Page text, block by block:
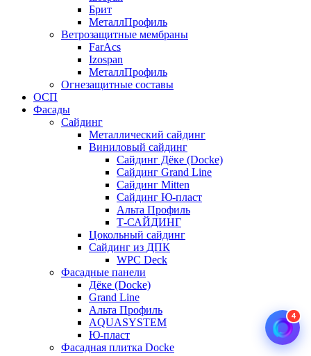
Брит
МеталлПрофиль
Ветрозащитные мембраны
FarAcs
Izospan
МеталлПрофиль
Огнезащитные составы
ОСП
Фасады
Сайдинг
Металлический сайдинг
Виниловый сайдинг
Сайдинг Дёке (Docke)
Сайдинг Grand Line
Сайдинг Mitten
Сайдинг Ю-пласт
Альта Профиль
Т-САЙДИНГ
Цокольный сайдинг
Сайдинг из ДПК
WPC Deck
Фасадные панели
Дёке (Docke)
Grand Line
Альта Профиль
AQUASYSTEM
Ю-пласт
Фасадная плитка Docke
4